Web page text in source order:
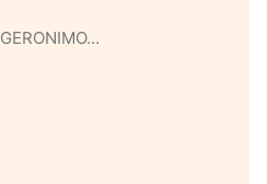
GERONIMO…